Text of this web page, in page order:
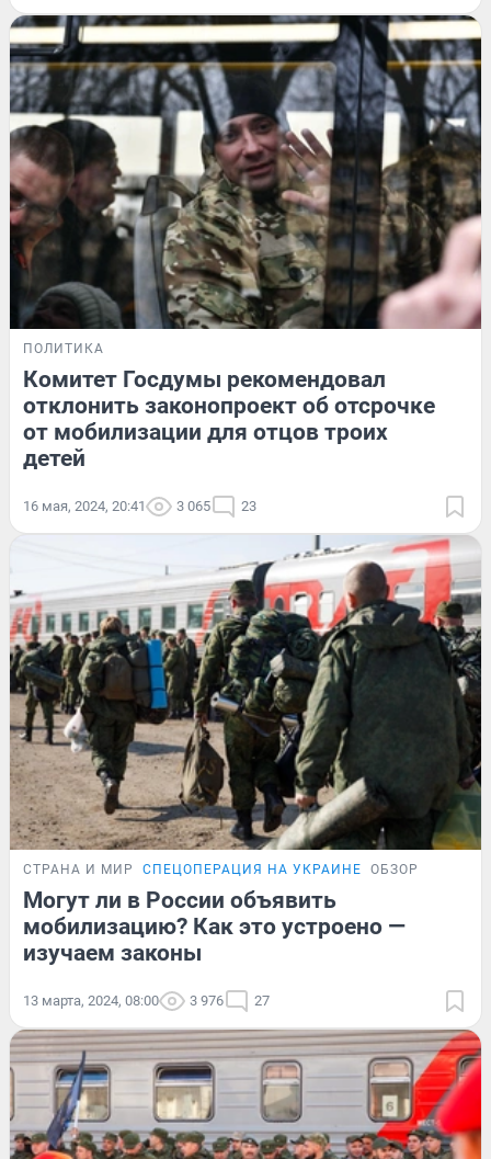
ПОЛИТИКА
Комитет Госдумы рекомендовал
отклонить законопроект об отсрочке
от мобилизации для отцов троих
детей
16 мая, 2024, 20:41 3 065 23
СТРАНА И МИР СПЕЦОПЕРАЦИЯ НА УКРАИНЕ ОБЗОР
Могут ли в России объявить
мобилизацию? Как это устроено —
изучаем законы
13 марта, 2024, 08:00 3 976 27